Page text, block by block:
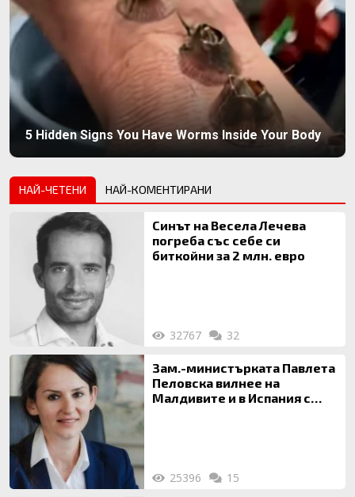
5 Hidden Signs You Have Worms Inside Your Body
НАЙ-ЧЕТЕНИ НАЙ-КОМЕНТИРАНИ
Синът на Весела Лечева
погреба със себе си
биткойни за 2 млн. евро
32767 32
Зам.-министърката Павлета
Пеловска вилнее на
Малдивите и в Испания с
25396 15